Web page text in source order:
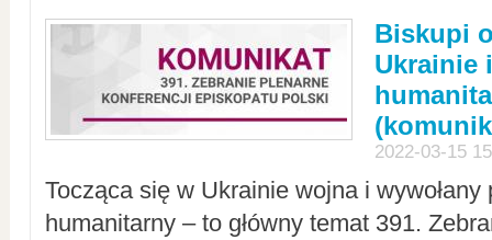
Biskupi
Ukrainie
2022-03-15
Tocząca się w Ukrainie wojna i
humanitarny – to główny temat 391.